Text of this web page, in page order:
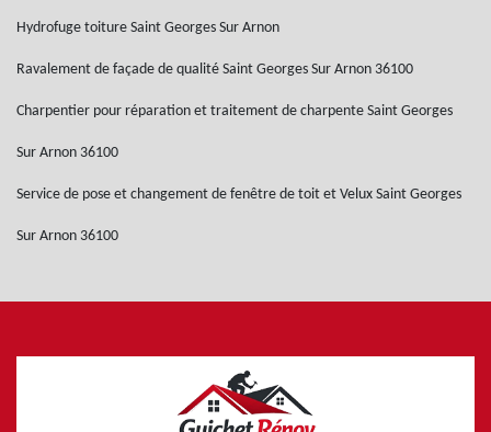
Hydrofuge toiture Saint Georges Sur Arnon
Ravalement de façade de qualité Saint Georges Sur Arnon 36100
Charpentier pour réparation et traitement de charpente Saint Georges
Sur Arnon 36100
Service de pose et changement de fenêtre de toit et Velux Saint Georges
Sur Arnon 36100